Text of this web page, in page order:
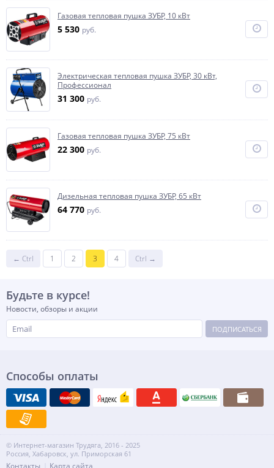
Газовая тепловая пушка ЗУБР, 10 кВт
5 530 руб.
Электрическая тепловая пушка ЗУБР, 30 кВт,
Профессионал
31 300 руб.
Газовая тепловая пушка ЗУБР, 75 кВт
22 300 руб.
Дизельная тепловая пушка ЗУБР, 65 кВт
64 770 руб.
← Ctrl 1 2 3 4 Ctrl →
Будьте в курсе!
Новости, обзоры и акции
ПОДПИСАТЬСЯ
Способы оплаты
© Интернет-магазин Трудяга, 2016 - 2025
Россия, Хабаровск, ул. Приморская 61
Контакты Карта сайта